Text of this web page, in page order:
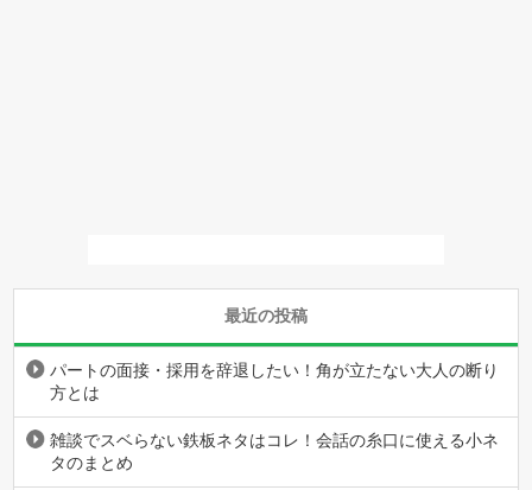
最近の投稿
パートの面接・採用を辞退したい！角が立たない大人の断り
方とは
雑談でスベらない鉄板ネタはコレ！会話の糸口に使える小ネ
タのまとめ